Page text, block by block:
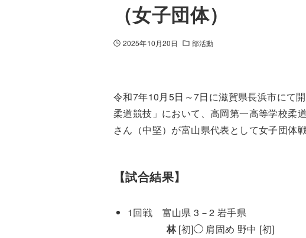
（女子団体）
2025年10月20日 部活動
令和7年10月5日～7日に滋賀県長浜市にて
柔道競技」において、高岡第一高等学校柔
さん（中堅）が富山県代表として女子団体
【試合結果】
1回戦 富山県 3－2 岩手県
林[初]◯ 肩固め 野中 [初]